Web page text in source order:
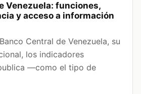
Venezuela: funciones,
y acceso a información
Central de Venezuela, su
los indicadores
—como el tipo de